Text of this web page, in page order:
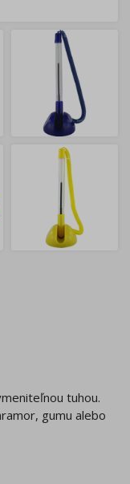
tuhou.
gumu alebo